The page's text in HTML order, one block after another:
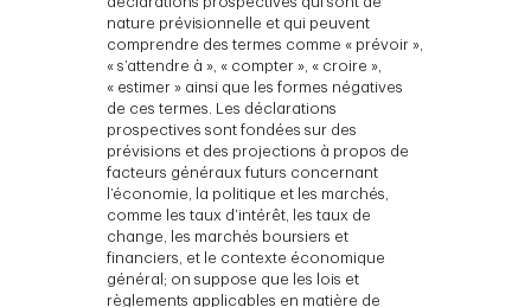
nature prévisionnelle et qui peuvent
comprendre des termes comme « prévoir »,
« s’attendre à », « compter », « croire »,
« estimer » ainsi que les formes négatives
de ces termes. Les déclarations
prospectives sont fondées sur des
prévisions et des projections à propos de
facteurs généraux futurs concernant
l’économie, la politique et les marchés,
comme les taux d’intérêt, les taux de
change, les marchés boursiers et
financiers, et le contexte économique
général; on suppose que les lois et
règlements applicables en matière de